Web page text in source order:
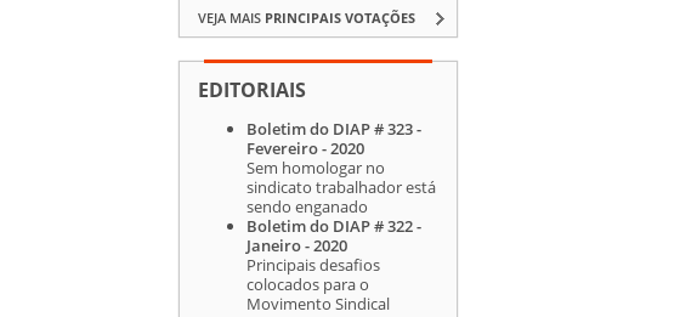
VEJA MAIS PRINCIPAIS VOTAÇÕES
EDITORIAIS
Boletim do DIAP # 323 -
Fevereiro - 2020
Sem homologar no
sindicato trabalhador está
sendo enganado
Boletim do DIAP # 322 -
Janeiro - 2020
Principais desafios
colocados para o
Movimento Sindical